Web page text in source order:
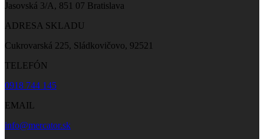
Jasovská 3/A, 851 07 Bratislava
ADRESA SKLADU
Cukrovarská 225, Sládkovičovo, 92521
TELEFÓN
0918 744 145
EMAIL
info@mercator.sk